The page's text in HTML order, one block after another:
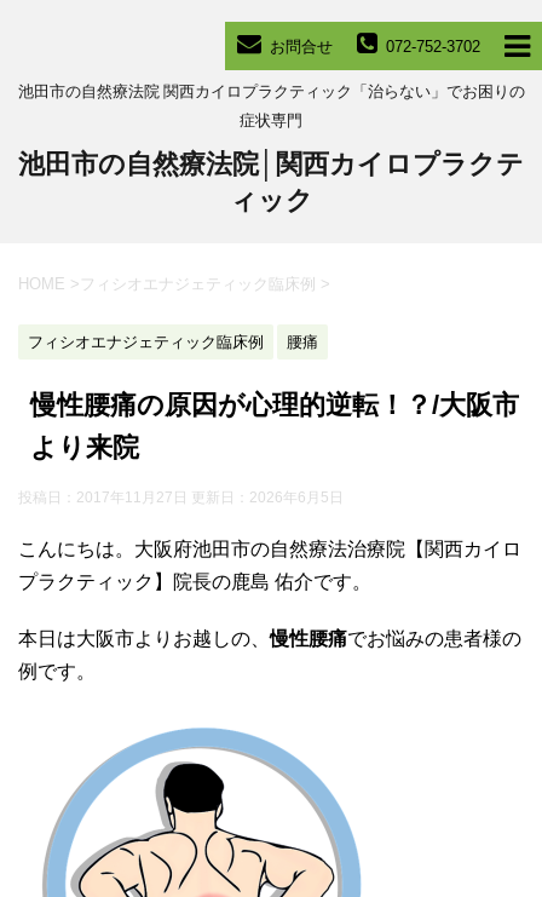
072-752-3702
お問合せ
池田市の自然療法院 関西カイロプラクティック「治らない」でお困りの
症状専門
池田市の自然療法院│関西カイロプラクテ
ィック
HOME > フィシオエナジェティック臨床例 >
フィシオエナジェティック臨床例 腰痛
慢性腰痛の原因が心理的逆転！？/大阪市
より来院
投稿日：2017年11月27日 更新日： 2026年6月5日
こんにちは。大阪府池田市の自然療法治療院【関西カイロ
プラクティック】院長の鹿島 佑介です。
本日は大阪市よりお越しの、慢性腰痛でお悩みの患者様の
例です。